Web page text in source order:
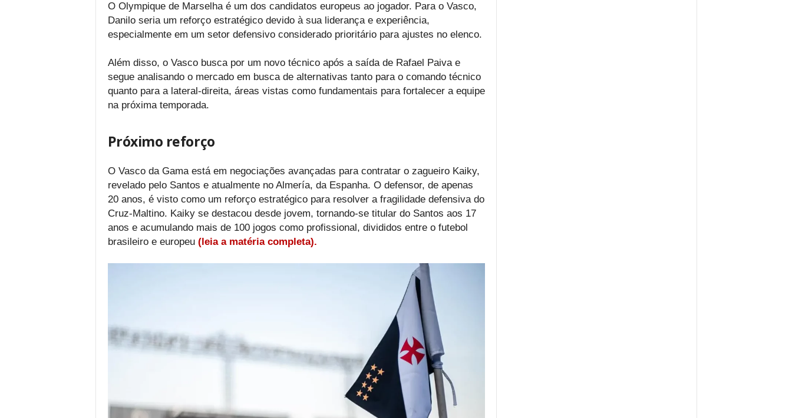
O Olympique de Marselha é um dos candidatos europeus ao jogador. Para o Vasco,
Danilo seria um reforço estratégico devido à sua liderança e experiência,
especialmente em um setor defensivo considerado prioritário para ajustes no elenco.
Além disso, o Vasco busca por um novo técnico após a saída de Rafael Paiva e
segue analisando o mercado em busca de alternativas tanto para o comando técnico
quanto para a lateral-direita, áreas vistas como fundamentais para fortalecer a equipe
na próxima temporada.
Próximo reforço
O Vasco da Gama está em negociações avançadas para contratar o zagueiro Kaiky,
revelado pelo Santos e atualmente no Almería, da Espanha. O defensor, de apenas
20 anos, é visto como um reforço estratégico para resolver a fragilidade defensiva do
Cruz-Maltino. Kaiky se destacou desde jovem, tornando-se titular do Santos aos 17
anos e acumulando mais de 100 jogos como profissional, divididos entre o futebol
brasileiro e europeu (leia a matéria completa).